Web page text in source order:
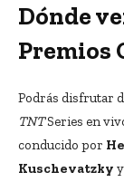
Dónde
Premios
Podrás disfrutar
TNTSeries en
conducido por
Kuschevatzky y